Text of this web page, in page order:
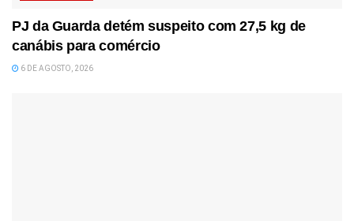
PJ da Guarda detém suspeito com 27,5 kg de
canábis para comércio
6 DE AGOSTO, 2026